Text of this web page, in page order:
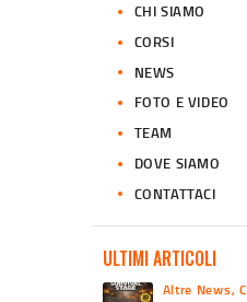
CHI SIAMO
CORSI
NEWS
FOTO E VIDEO
TEAM
DOVE SIAMO
CONTATTACI
ULTIMI ARTICOLI
Altre News,